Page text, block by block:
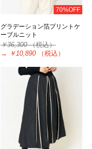
70%OFF
グラデーション箔プリントケ
ーブルニット
￥36,300（税込）
→
￥10,890 （税込）